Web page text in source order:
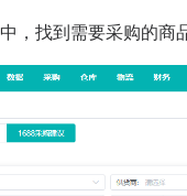
，找到需要采购的商